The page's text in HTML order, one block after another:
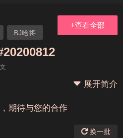
BJ哈将
+查看全部
展开简介
网站发展历程)
期待与您的合作
换一批